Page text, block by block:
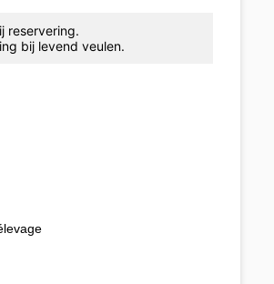
reservering.
bij levend veulen.